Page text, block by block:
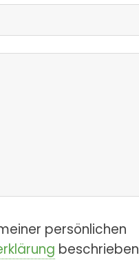
persönlichen
beschrieben